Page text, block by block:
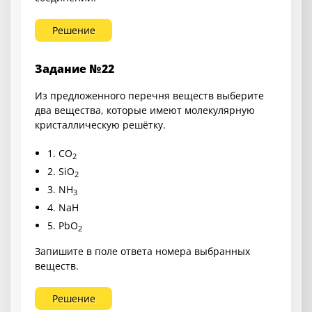
Решение
Задание №22
Из предложенного перечня веществ выберите
два вещества, которые имеют молекулярную
кристаллическую решётку.
1. CO2
2. SiO2
3. NH3
4. NaH
5. PbO2
Запишите в поле ответа номера выбранных
веществ.
Решение